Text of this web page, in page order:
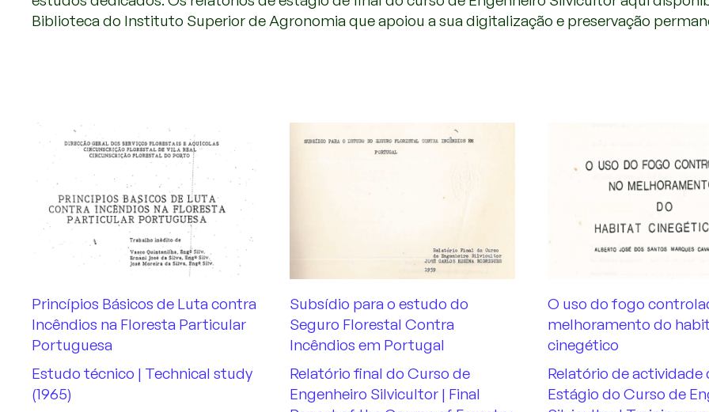
Biblioteca do Instituto Superior de Agronomia que apoiou a sua digitalização e preservação
Princípios Básicos de Luta contra
Incêndios na Floresta Particular
Portuguesa
Estudo técnico | Technical study
(1965)
Subsídio para o estudo do
Seguro Florestal Contra
Incêndios em Portugal
Relatório final do Curso de
Engenheiro Silvicultor | Final
O uso do fogo
melhoramento do
cinegético
Relatório de actividade
Estágio do Curso de